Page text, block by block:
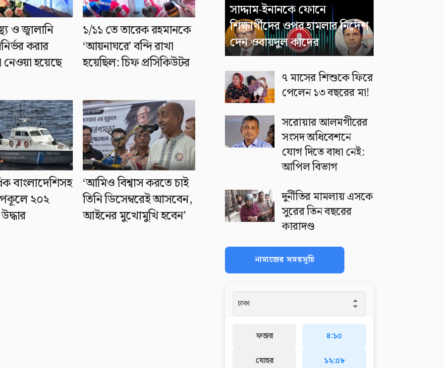
ও জ্বালানি
করার
নেওয়া হয়েছে
১/১১ তে তারেক রহমানকে
‘আয়নাঘরে’ বন্দি রাখা
হয়েছিল: চিফ প্রসিকিউটর
বাংলাদেশিসহ
২০২
‘আমিও বিশ্বাস করতে চাই
তিনি ডিসেম্বরেই আসবেন,
আইনের মুখোমুখি হবেন’
সাদ্দাম-ইনানকে ফোনে
শিক্ষার্থীদের ওপর হামলার নির্দেশ
দেন ওবায়দুল কাদের
৭ মাসের শিশুকে ফিরে
পেলেন ১৩ বছরের মা!
সরোয়ার আলমগীরের
সংসদ অধিবেশনে
যোগ দিতে বাধা নেই:
আপিল বিভাগ
দুর্নীতির মামলায় এসকে
সুরের তিন বছরের
কারাদণ্ড
নামাজের সময়সূচি
ফজর
যোহর
৪:১০
১২:০৮